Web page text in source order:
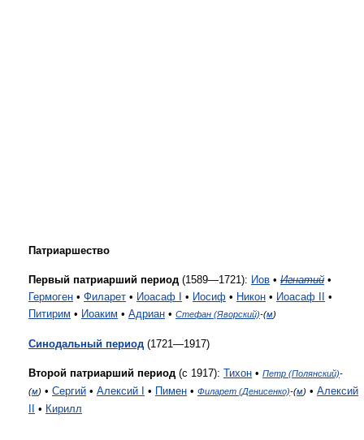
Патриаршество
Первый патриарший период (1589—1721): Иов • Игнатий •
Гермоген • Филарет • Иоасаф I • Иосиф • Никон • Иоасаф II
•
Питирим • Иоаким • Адриан • Стефан (Яворский)-(м)
Синодальный период (1721—1917)
Второй патриарший период (с 1917): Тихон • Петр (Полянский)-
(м) • Сергий • Алексий I • Пимен • Филарет (Денисенко)-(м) • Алексий
• Кирилл